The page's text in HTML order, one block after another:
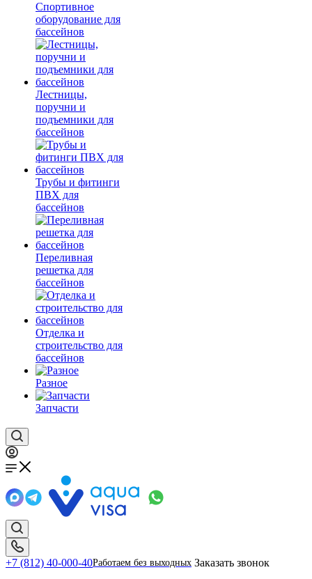
Спортивное
оборудование для
бассейнов
Лестницы,
поручни и
подъемники для
бассейнов
Трубы и фитинги
ПВХ для
бассейнов
Переливная
решетка для
бассейнов
Отделка и
строительство для
бассейнов
Разное
Запчасти
+7 (812) 40-000-40Работаем без выходных Заказать звонок